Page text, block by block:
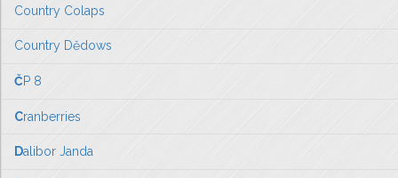
Country Colaps
Country Dědows
ČP 8
Cranberries
Dalibor Janda